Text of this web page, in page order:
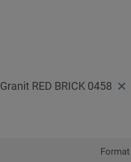
Granit RED BRICK 0458
Format